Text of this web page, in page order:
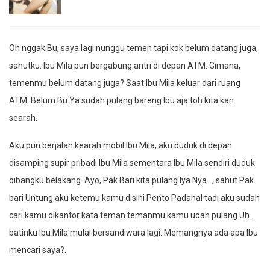
Oh nggak Bu, saya lagi nunggu temen tapi kok belum datang juga,
sahutku. Ibu Mila pun bergabung antri di depan ATM. Gimana,
temenmu belum datang juga? Saat Ibu Mila keluar dari ruang
ATM. Belum Bu.Ya sudah pulang bareng Ibu aja toh kita kan
searah.
Aku pun berjalan kearah mobil Ibu Mila, aku duduk di depan
disamping supir pribadi Ibu Mila sementara Ibu Mila sendiri duduk
dibangku belakang. Ayo, Pak Bari kita pulang Iya Nya.. , sahut Pak
bari Untung aku ketemu kamu disini Pento Padahal tadi aku sudah
cari kamu dikantor kata teman temanmu kamu udah pulang.Uh..
batinku Ibu Mila mulai bersandiwara lagi. Memangnya ada apa Ibu
mencari saya?.